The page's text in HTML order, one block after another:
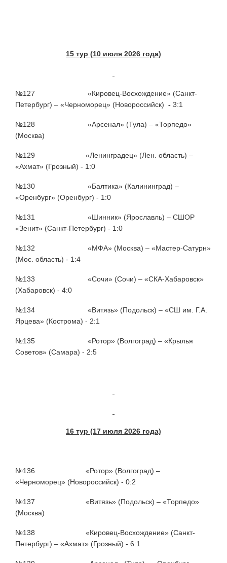
15 тур (10 июля 2026 года)
№127 «Кировец-Восхождение» (Санкт-
Петербург) – «Черноморец» (Новороссийск) - 3:1
№128 «Арсенал» (Тула) – «Торпедо»
(Москва)
№129 «Ленинградец» (Лен. область) –
«Ахмат» (Грозный) - 1:0
№130 «Балтика» (Калининград) –
«Оренбург» (Оренбург) - 1:0
№131 «Шинник» (Ярославль) – СШОР
«Зенит» (Санкт-Петербург) - 1:0
№132 «МФА» (Москва) – «Мастер-Сатурн»
(Мос. область) - 1:4
№133 «Сочи» (Сочи) – «СКА-Хабаровск»
(Хабаровск) - 4:0
№134 «Витязь» (Подольск) – «СШ им. Г.А.
Ярцева» (Кострома) - 2:1
№135 «Ротор» (Волгоград) – «Крылья
Советов» (Самара) - 2:5
16 тур (17 июля 2026 года)
№136 «Ротор» (Волгоград) –
«Черноморец» (Новороссийск) - 0:2
№137 «Витязь» (Подольск) – «Торпедо»
(Москва)
№138 «Кировец-Восхождение» (Санкт-
Петербург) – «Ахмат» (Грозный) - 6:1